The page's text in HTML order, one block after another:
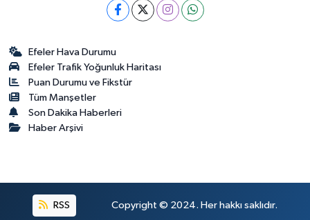
Efeler Hava Durumu
Efeler Trafik Yoğunluk Haritası
Puan Durumu ve Fikstür
Tüm Manşetler
Son Dakika Haberleri
Haber Arşivi
RSS Copyright © 2024. Her hakkı saklıdır.